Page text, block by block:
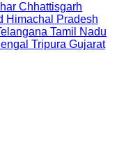
Chhattisgarh
Himachal Pradesh
Tamil Nadu
Tripura Gujarat